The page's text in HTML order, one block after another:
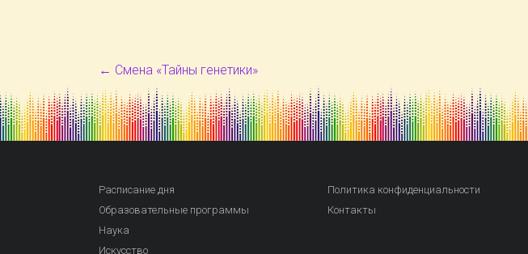
← Смена «Тайны генетики»
Расписание дня
Образовательные программы
Наука
Искусство
Политика конфиденциальности
Контакты